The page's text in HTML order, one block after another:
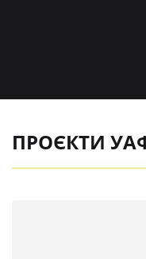
ПРОЄКТИ